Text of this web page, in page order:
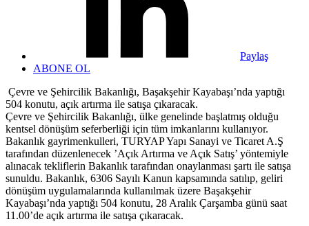
Paylaş
ABONE OL
Çevre ve Şehircilik Bakanlığı, Başakşehir Kayabaşı’nda yaptığı
504 konutu, açık artırma ile satışa çıkaracak.
Çevre ve Şehircilik Bakanlığı, ülke genelinde başlatmış olduğu
kentsel dönüşüm seferberliği için tüm imkanlarını kullanıyor.
Bakanlık gayrimenkulleri, TURYAP Yapı Sanayi ve Ticaret A.Ş
tarafından düzenlenecek ’Açık Artırma ve Açık Satış’ yöntemiyle
alınacak tekliflerin Bakanlık tarafından onaylanması şartı ile satışa
sunuldu. Bakanlık, 6306 Sayılı Kanun kapsamında satılıp, geliri
dönüşüm uygulamalarında kullanılmak üzere Başakşehir
Kayabaşı’nda yaptığı 504 konutu, 28 Aralık Çarşamba günü saat
11.00’de açık artırma ile satışa çıkaracak.